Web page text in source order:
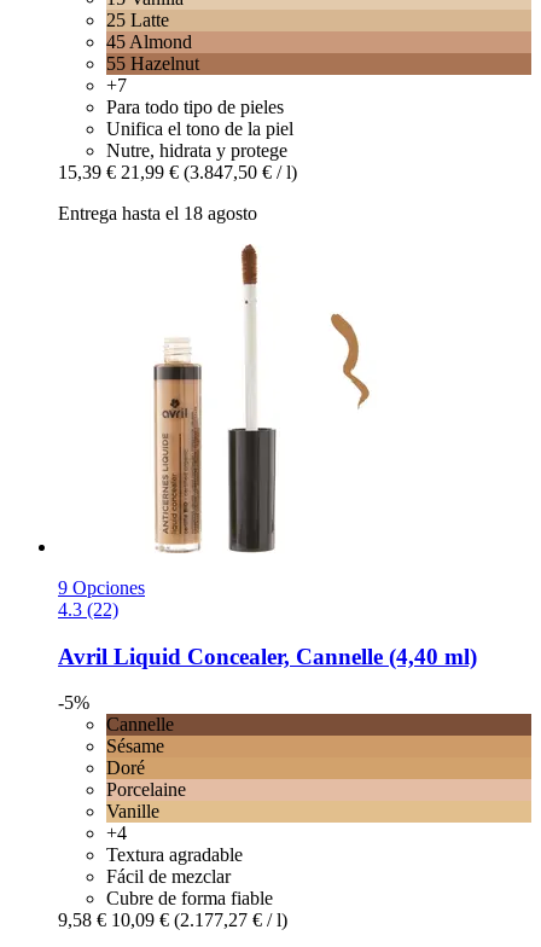
25 Latte
45 Almond
55 Hazelnut
+7
Para todo tipo de pieles
Unifica el tono de la piel
Nutre, hidrata y protege
15,39 € 21,99 € (3.847,50 € / l)
Entrega hasta el 18 agosto
9 Opciones
4.3 (22)
Avril Liquid Concealer, Cannelle (4,40 ml)
-5%
Cannelle
Sésame
Doré
Porcelaine
Vanille
+4
Textura agradable
Fácil de mezclar
Cubre de forma fiable
9,58 € 10,09 € (2.177,27 € / l)